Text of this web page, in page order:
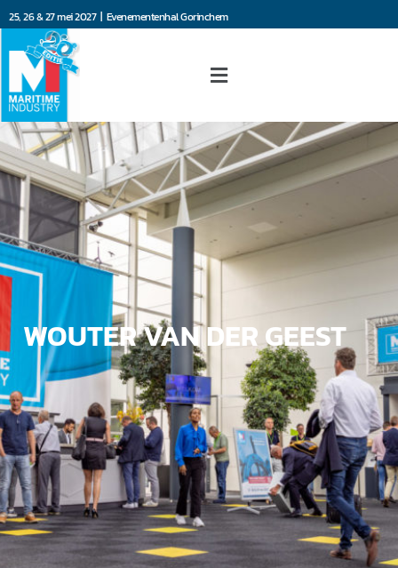
25, 26 & 27 mei 2027 | Evenementenhal Gorinchem
WOUTER VAN DER GEEST